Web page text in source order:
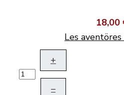
18,00
Les
+
–